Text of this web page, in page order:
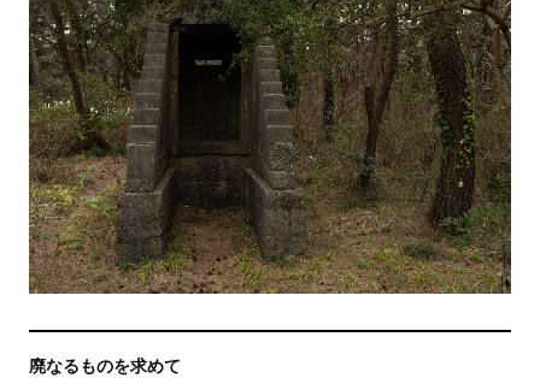
廃なるものを求めて